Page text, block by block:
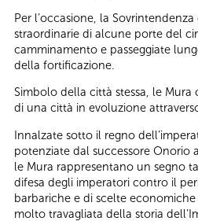
Per l’occasione, la
straordinarie di alcune porte del
camminamento e passeggiate
della fortificazione.
Simbolo della città stessa, le Mura
di una città in evoluzione
Innalzate sotto il regno
potenziate dal successore Onorio
le Mura rappresentano un segno
difesa degli imperatori contro il
barbariche e di scelte
molto travagliata della storia